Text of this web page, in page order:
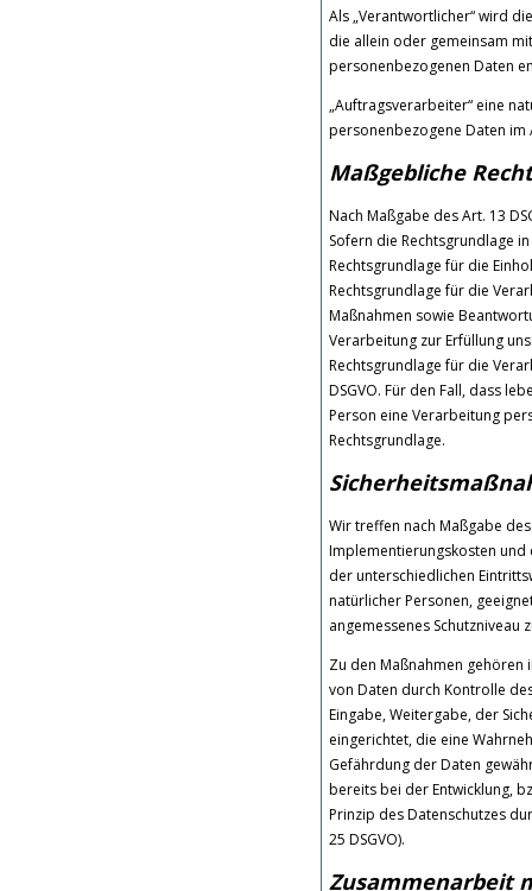
Als „Verantwortlicher“ wird
die allein oder gemeinsam
personenbezogenen Daten
„Auftragsverarbeiter“ eine
personenbezogene Daten
Maßgebliche
Nach Maßgabe des Art. 13
Sofern die Rechtsgrundlage
Rechtsgrundlage für die
Rechtsgrundlage für die
Maßnahmen sowie
Verarbeitung zur Erfüllung
Rechtsgrundlage für die
DSGVO. Für den Fall, dass
Person eine Verarbeitung
Rechtsgrundlage.
Wir treffen nach Maßgabe
Implementierungskosten
der unterschiedlichen
natürlicher Personen,
angemessenes Schutzniveau
Zu den Maßnahmen
von Daten durch Kontrolle
Eingabe, Weitergabe, der
eingerichtet, die eine
Gefährdung der Daten
bereits bei der Entwicklung,
Prinzip des Datenschutzes
25 DSGVO).
Zusammenarbeit